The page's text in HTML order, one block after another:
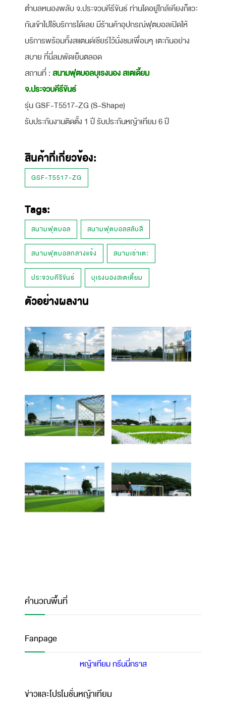
ตำบลหนองพลับ จ.ประจวบคีรีขันธ์ ท่านใดอยู่ใกล้เคียงก็แวะ
กันเข้าไปใช้บริการได้เลย มีร้านค้าอุปกรณ์ฟุตบอลเปิดให้
บริการพร้อมทั้งสแตนด์เชียร์ไว้นั่งชมเพื่อนๆ เตะกันอย่าง
สบาย ที่นี่ลมพัดเย็นตลอด
สถานที่ : สนามฟุตบอลบุเรงนอง สเตเดี้ยม
จ.ประจวบคีรีขันธ์
รุ่น GSF-T5517-ZG (S-Shape)
รับประกันงานติดตั้ง 1 ปี รับประกันหญ้าเทียม 6 ปี
สินค้าที่เกี่ยวข้อง:
GSF-T5517-ZG
Tags:
สนามฟุตบอล สนามฟุตบอลสลับสี
สนามฟุตบอลกลางแจ้ง สนามเช่าเตะ
ประจวบคีรีขันธ์ บุเรงนองสเตเดี้ยม
ตัวอย่างผลงาน
คำนวณพื้นที่
Fanpage
หญ้าเทียม กรีนนี่กราส
ข่าวและโปรโมชั่นหญ้าเทียม